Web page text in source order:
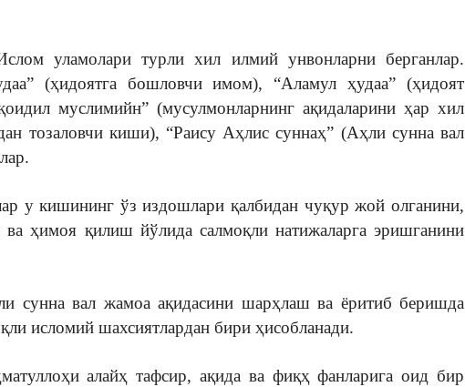
уламолари турли хил илмий унвонларни берганлар.
(ҳидоятга бошловчи имом), “Аламул ҳудаа” (ҳидоят
муслимийн” (мусулмонларнинг ақидаларини ҳар хил
тозаловчи киши), “Раису Аҳлис суннаҳ” (Аҳли сунна вал
у кишининг ўз издошлари қалбидан чуқур жой олганини,
ва ҳимоя қилиш йўлида салмоқли натижаларга эришганини
сунна вал жамоа ақидасини шарҳлаш ва ёритиб беришда
исломий шахсиятлардан бири ҳисобланади.
алайҳ тафсир, ақида ва фиқҳ фанларига оид бир